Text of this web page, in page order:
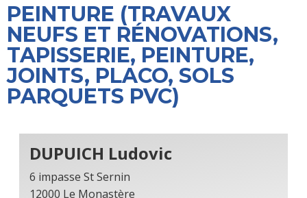
PEINTURE (TRAVAUX
NEUFS ET RÉNOVATIONS,
TAPISSERIE, PEINTURE,
JOINTS, PLACO, SOLS
PARQUETS PVC)
DUPUICH Ludovic
6 impasse St Sernin
12000 Le Monastère